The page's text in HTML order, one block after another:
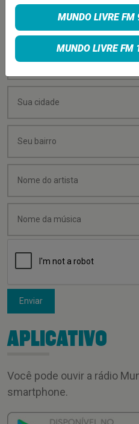
Quer sugerir uma música
programação? É só
Enviar
APLICATIVO
Você pode ouvir a rádio
smartphone.
MUNDO LIVRE
MUNDO LIVRE